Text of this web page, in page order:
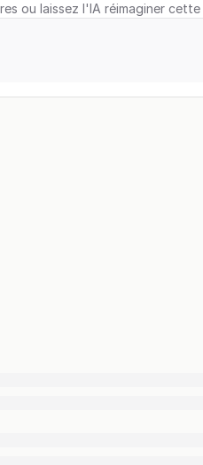
ou laissez l'IA réimaginer